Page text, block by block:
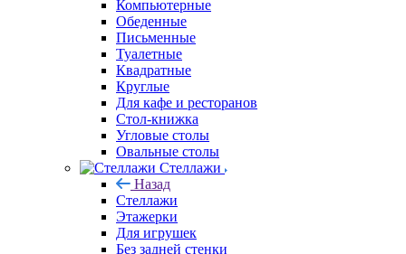
Компьютерные
Обеденные
Письменные
Туалетные
Квадратные
Круглые
Для кафе и ресторанов
Стол-книжка
Угловые столы
Овальные столы
Стеллажи
Назад
Стеллажи
Этажерки
Для игрушек
Без задней стенки